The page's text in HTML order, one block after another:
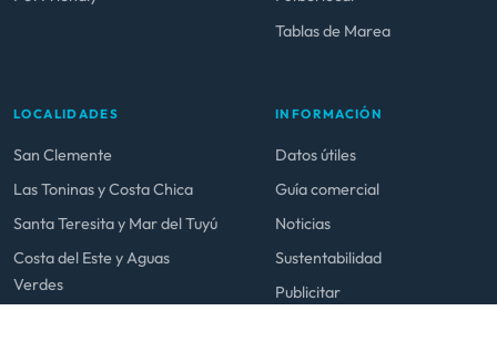
Tablas de Marea
LOCALIDADES
San Clemente
Las Toninas y Costa Chica
Santa Teresita y Mar del Tuyú
Costa del Este y Aguas
Verdes
INFORMACIÓN
Datos útiles
Guía comercial
Noticias
Sustentabilidad
Publicitar